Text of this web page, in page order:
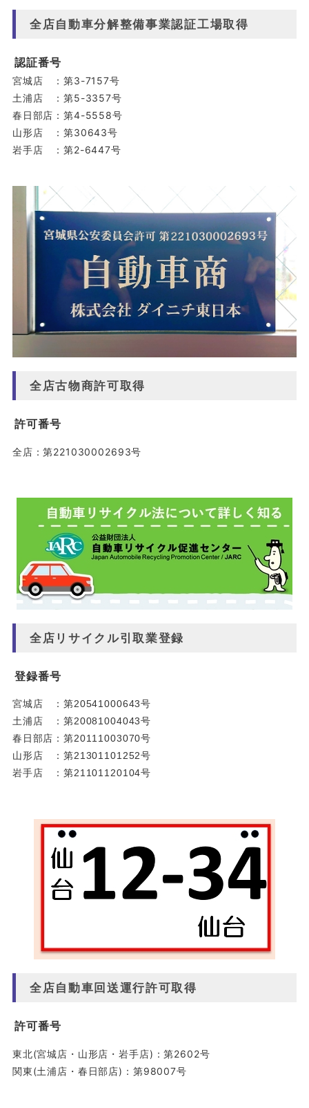
全店自動車分解整備事業認証工場取得
認証番号
宮城店 ：第3-7157号
土浦店 ：第5-3357号
春日部店：第4-5558号
山形店 ：第30643号
岩手店 ：第2-6447号
全店古物商許可取得
許可番号
全店：第221030002693号
全店リサイクル引取業登録
登録番号
宮城店 ：第20541000643号
土浦店 ：第20081004043号
春日部店：第20111003070号
山形店 ：第21301101252号
岩手店 ：第21101120104号
全店自動車回送運行許可取得
許可番号
東北(宮城店・山形店・岩手店)：第2602号
関東(土浦店・春日部店)：第98007号